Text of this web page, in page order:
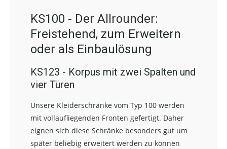
KS100 - Der Allrounder:
Freistehend, zum Erweitern
oder als Einbaulösung
KS123 - Korpus mit zwei Spalten und
vier Türen
Unsere Kleiderschränke vom Typ 100 werden
mit vollaufliegenden Fronten gefertigt. Daher
eignen sich diese Schränke besonders gut um
später beliebig erweitert werden zu können